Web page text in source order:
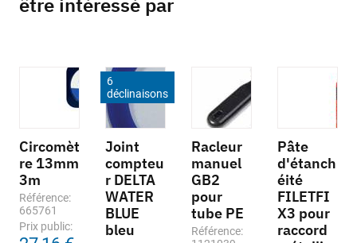
Circomèt
re 13mm
3m
Référence:
665761
Prix public:
6
déclinaisons
Joint
compteu
r DELTA
WATER
BLUE
bleu
Racleur
manuel
GB2
pour
tube PE
Référence:
Pâte
d'étanch
éité
FILETFI
X3 pour
raccord